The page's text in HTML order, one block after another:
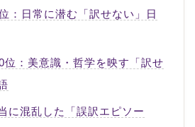
：日常に潜む「訳せない」日
位：美意識・哲学を映す「訳せ
に混乱した「誤訳エピソー